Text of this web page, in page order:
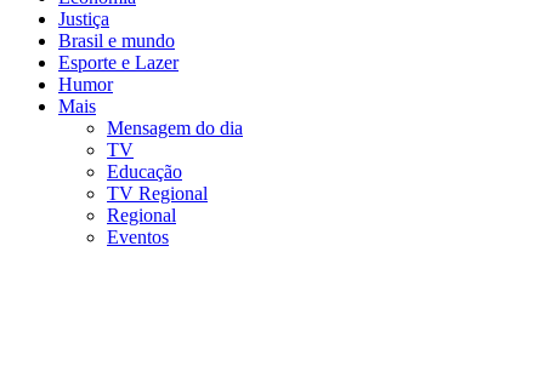
Justiça
Brasil e mundo
Esporte e Lazer
Humor
Mais
Mensagem do dia
TV
Educação
TV Regional
Regional
Eventos